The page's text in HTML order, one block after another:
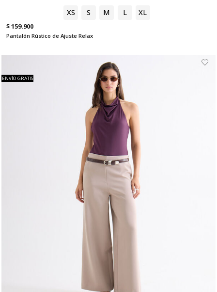
XS S M L XL
$ 159.900
Pantalón Rústico de Ajuste Relax
ENVÍO GRATIS